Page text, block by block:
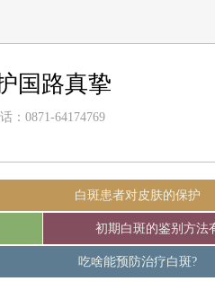
国路真挚
：0871-64174769
白斑患者对皮肤的保护
初期白斑的鉴别方法
吃啥能预防治疗白斑?